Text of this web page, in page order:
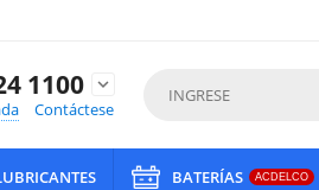
1100
expand_more
Contáctese
BATERÍAS ACDELCO